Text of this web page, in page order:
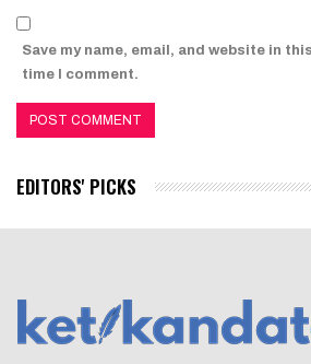
Save my name, email, and website in
time I comment.
EDITORS' PICKS